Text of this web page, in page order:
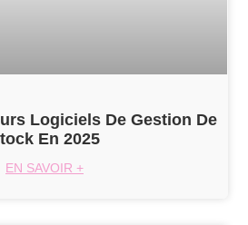
Logiciels De Gestion De
En 2025
EN SAVOIR +